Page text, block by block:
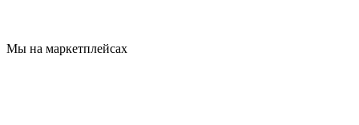
Мы на маркетплейсах